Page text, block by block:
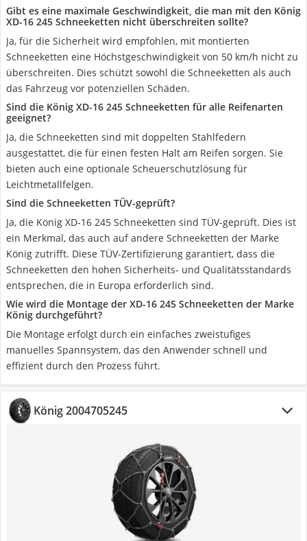
Gibt es eine maximale Geschwindigkeit, die man mit den König
XD-16 245 Schneeketten nicht überschreiten sollte?
Ja, für die Sicherheit wird empfohlen, mit montierten
Schneeketten eine Höchstgeschwindigkeit von 50 km/h nicht zu
überschreiten. Dies schützt sowohl die Schneeketten als auch
das Fahrzeug vor potenziellen Schäden.
Sind die König XD-16 245 Schneeketten für alle Reifenarten
geeignet?
Ja, die Schneeketten sind mit doppelten Stahlfedern
ausgestattet, die für einen festen Halt am Reifen sorgen. Sie
bieten auch eine optionale Scheuerschutzlösung für
Leichtmetallfelgen.
Sind die Schneeketten TÜV-geprüft?
Ja, die König XD-16 245 Schneeketten sind TÜV-geprüft. Dies ist
ein Merkmal, das auch auf andere Schneeketten der Marke
König zutrifft. Diese TÜV-Zertifizierung garantiert, dass die
Schneeketten den hohen Sicherheits- und Qualitätsstandards
entsprechen, die in Europa erforderlich sind.
Wie wird die Montage der XD-16 245 Schneeketten der Marke
König durchgeführt?
Die Montage erfolgt durch ein einfaches zweistufiges
manuelles Spannsystem, das den Anwender schnell und
effizient durch den Prozess führt.
König 2004705245